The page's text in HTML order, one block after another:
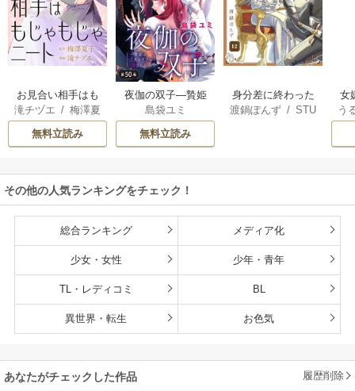
お見合い相手はも
じゃもじゃニート
滝チヅエ /梅澤夏
子（エブリスタ）
無料立読み
夜伽の双子―贄姫
は二人の王子に愛
される―【マイク
ロ】
島袋ユミ
無料立読み
身分差に終わった
恋を、今さらです
渡鍋ぽんず /STU
女
一
う
その他の人気ランキングをチェック！
総合ランキング メディア化
少女・女性 少年・青年
TL・レディコミ BL
異世界・転生 お色気
あなたがチェックした作品 履歴削除